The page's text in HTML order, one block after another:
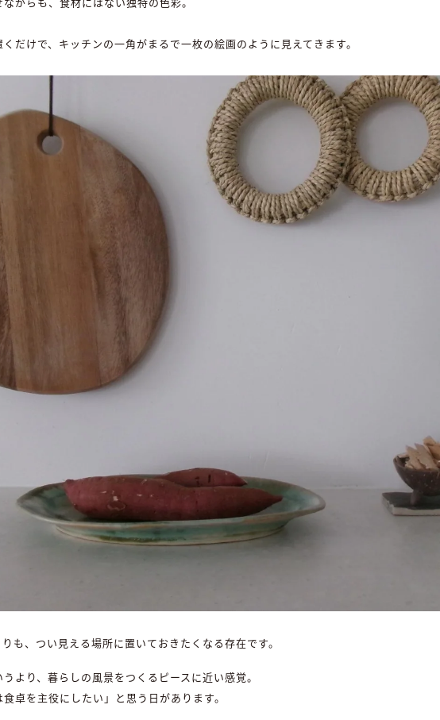
だけで、キッチンの一角がまるで一枚の絵画のように見えてきます。
も、つい見える場所に置いておきたくなる存在です。
より、暮らしの風景をつくるピースに近い感覚。
卓を主役にしたい」と思う日があります。